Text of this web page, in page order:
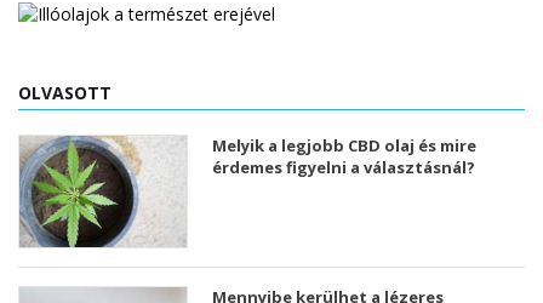
OLVASOTT
Melyik a legjobb CBD olaj és mire
érdemes figyelni a választásnál?
Mennyibe kerülhet a lézeres